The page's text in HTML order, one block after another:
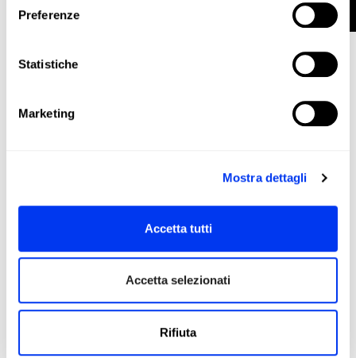
Preferenze
Statistiche
Marketing
Mostra dettagli
Accetta tutti
Accetta selezionati
Rifiuta
Racchetta da padel adidas Drive Light 2026
aggiungi al carrello